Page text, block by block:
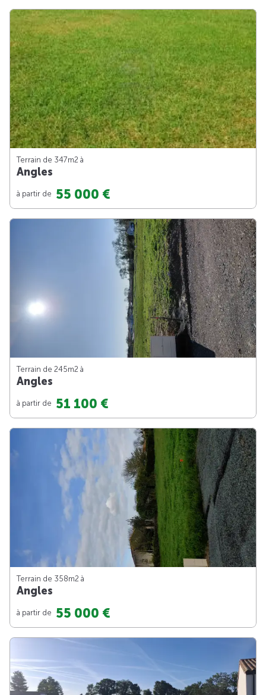
Terrain de 347m2 à
Angles
à partir de 55 000 €
Terrain de 245m2 à
Angles
à partir de 51 100 €
Terrain de 358m2 à
Angles
à partir de 55 000 €